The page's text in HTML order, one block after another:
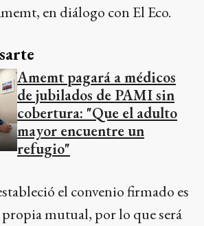
en diálogo con El Eco.
Amemt pagará a médicos
de jubilados de PAMI sin
cobertura: "Que el adulto
mayor encuentre un
refugio"
el convenio firmado es
mutual, por lo que será